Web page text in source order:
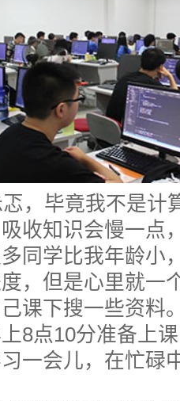
，毕竟我不是计
收知识会慢一点
同学比我年龄小
，但是心里就
课下搜一些资料
8点10分准备上
一会儿，在忙碌